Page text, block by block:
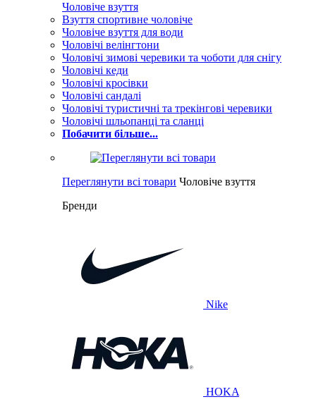
Чоловіче взуття
Взуття спортивне чоловіче
Чоловіче взуття для води
Чоловічі велінгтони
Чоловічі зимові черевики та чоботи для снігу
Чоловічі кеди
Чоловічі кросівки
Чоловічі сандалі
Чоловічі туристичні та трекінгові черевики
Чоловічі шльопанці та сланці
Побачити більше...
Переглянути всі товари Чоловіче взуття
Бренди
Nike
HOKA